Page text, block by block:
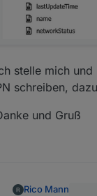
stelle mich
schreiben,
und Gruß
Rico Mann